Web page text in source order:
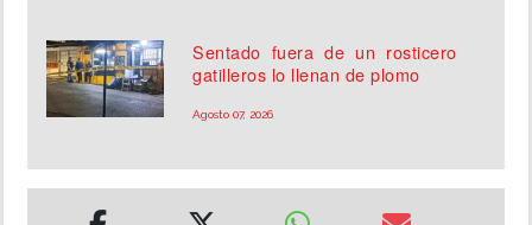
Sentado fuera de un rosticero
gatilleros lo llenan de plomo
Agosto 07, 2026